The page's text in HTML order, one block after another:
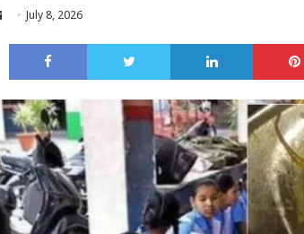
SendJuly 8, 2026
Facebook Twitter